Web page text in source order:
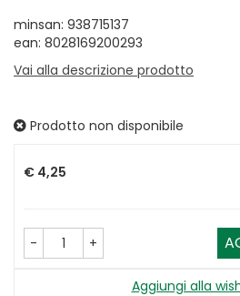
minsan: 938715137
ean: 8028169200293
Vai alla descrizione prodotto
Prodotto non disponibile
€ 4,25
- +
Aggiungi alla